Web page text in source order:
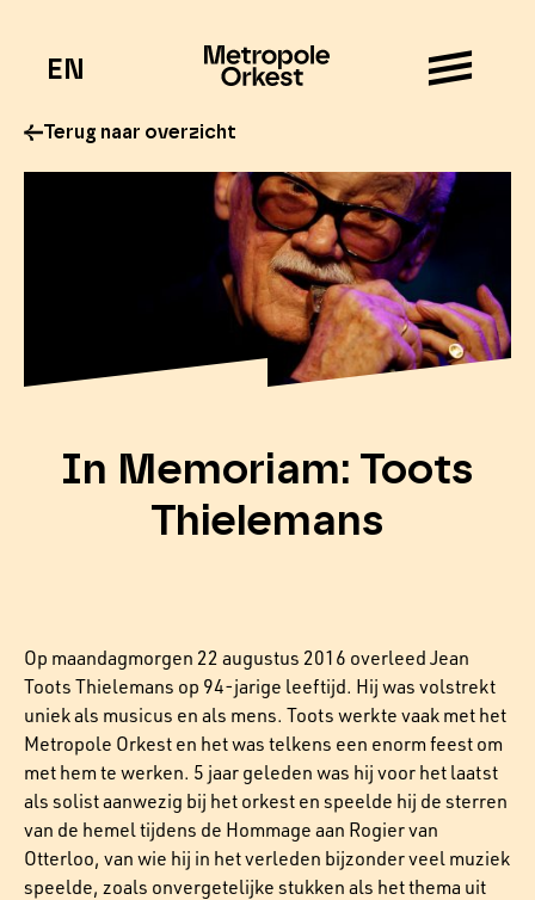
EN
Terug naar overzicht
In Memoriam: Toots
Thielemans
Op maandagmorgen 22 augustus 2016 overleed Jean
Toots Thielemans op 94-jarige leeftijd. Hij was volstrekt
uniek als musicus en als mens. Toots werkte vaak met het
Metropole Orkest en het was telkens een enorm feest om
met hem te werken. 5 jaar geleden was hij voor het laatst
als solist aanwezig bij het orkest en speelde hij de sterren
van de hemel tijdens de Hommage aan Rogier van
Otterloo, van wie hij in het verleden bijzonder veel muziek
speelde, zoals onvergetelijke stukken als het thema uit